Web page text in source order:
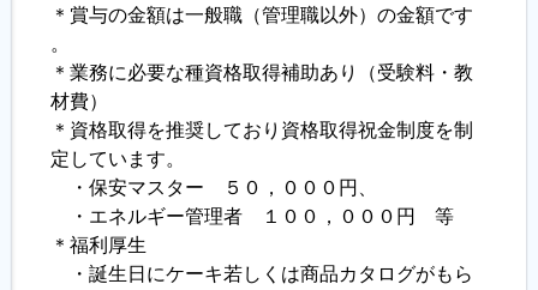
＊賞与の金額は一般職（管理職以外）の金額です
。
＊業務に必要な種資格取得補助あり（受験料・教
材費）
＊資格取得を推奨しており資格取得祝金制度を制
定しています。
・保安マスター ５０，０００円、
・エネルギー管理者 １００，０００円 等
＊福利厚生
・誕生日にケーキ若しくは商品カタログがもら